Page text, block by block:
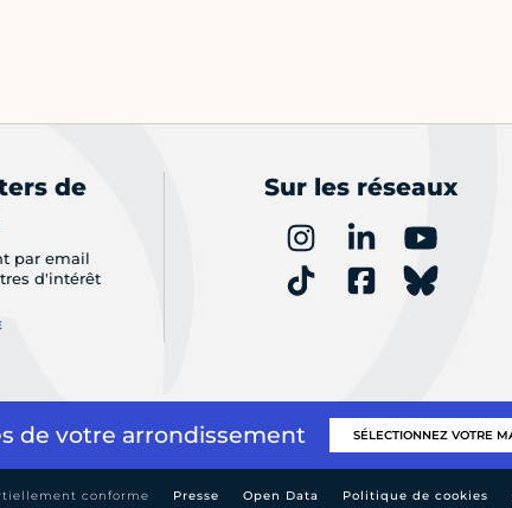
de
par email
d'intérêt
Sur les réseaux
de votre arrondissement
conforme Presse Open Data Politique de cookies